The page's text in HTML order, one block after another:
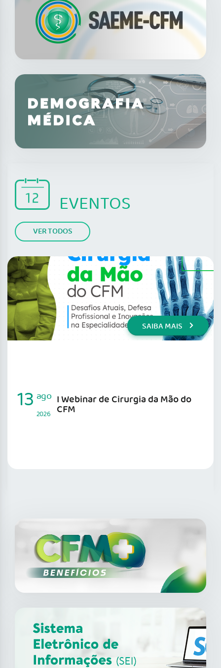
EVENTOS
VER TODOS
SAIBA MAIS
I Webinar de Cirurgia da Mão do
CFM
13 ago
2026
SAIBA MAIS
XII Fórum de Medicina do
Trabalho do CFM
14 ago
2026